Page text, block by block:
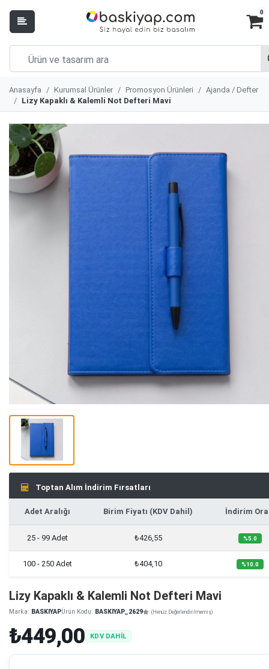
0
Anasayfa Kurumsal Ürünler Promosyon Ürünleri
Ajanda / Defter
Lizy Kapaklı & Kalemli Not Defteri Mavi
Toptan Alım İndirim Fırsatları
Adet Aralığı Birim Fiyatı (KDV Dahil) İndirim
25 - 99 Adet ₺426,55 %5.0
100 - 250 Adet ₺404,10 %10.0
Lizy Kapaklı & Kalemli Not Defteri Mavi
Marka: BASKIYAPÜrün Kodu: BASKIYAP_2629 (Henüz Değerlendirilmemiş)
₺449,00 KDV DAHİL